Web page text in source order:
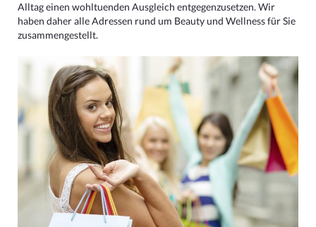
Alltag einen wohltuenden Ausgleich entgegenzusetzen. Wir
haben daher alle Adressen rund um Beauty und Wellness für Sie
zusammengestellt.